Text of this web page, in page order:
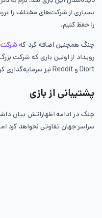
را حفظ کنیم.
چنگ همچنین اضافه کرد که
Diort و Reddit نیز سرمایه‌گذاری کرده است. بر اساس گزارش سال 2017 درآمد حاصل از این سرمایه‌گذاری‌ها به مؤسس pony کمک کرده است که ماهواتنگ به ثروتمندترین مرد چین تبدیل شود.
پشتیبانی از بازی
چنگ در ادامه اظهاراتش بیان
سراسر جهان تفاوتی نخواهد کرد